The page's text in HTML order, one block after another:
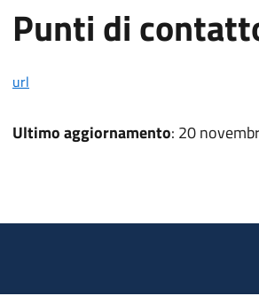
Punti di
url
Ultimo aggiornamento: 20